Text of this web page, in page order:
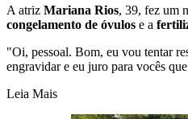
A atriz Mariana Rios, 39, fez um
congelamento de óvulos e a
"Oi, pessoal. Bom, eu vou tentar
engravidar e eu juro para vocês
Leia Mais